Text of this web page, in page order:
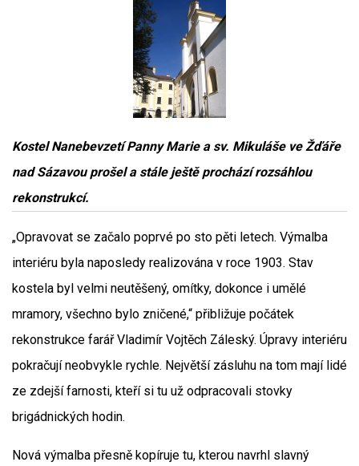
Kostel Nanebevzetí Panny Marie a sv. Mikuláše ve Žďáře
nad Sázavou prošel a stále ještě prochází rozsáhlou
rekonstrukcí.
„Opravovat se začalo poprvé po sto pěti letech. Výmalba
interiéru byla naposledy realizována v roce 1903. Stav
kostela byl velmi neutěšený, omítky, dokonce i umělé
mramory, všechno bylo zničené,“ přibližuje počátek
rekonstrukce farář Vladimír Vojtěch Záleský. Úpravy interiéru
pokračují neobvykle rychle. Největší zásluhu na tom mají lidé
ze zdejší farnosti, kteří si tu už odpracovali stovky
brigádnických hodin.
Nová výmalba přesně kopíruje tu, kterou navrhl slavný